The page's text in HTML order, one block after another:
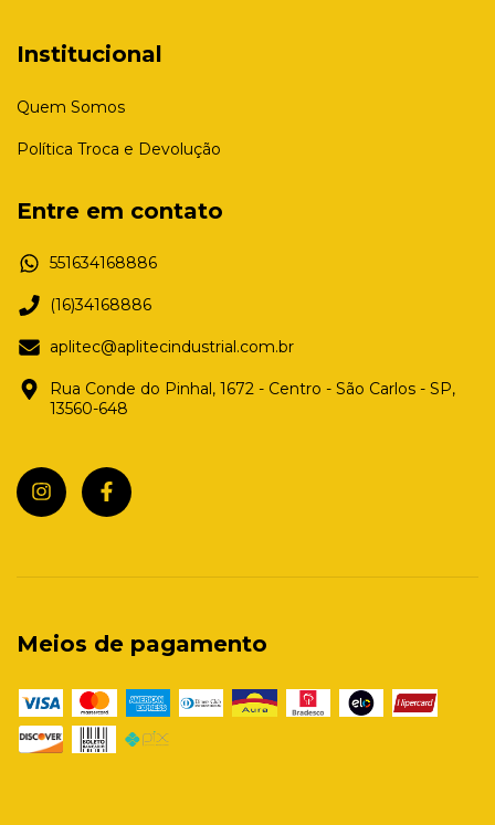
Institucional
Quem Somos
Política Troca e Devolução
Entre em contato
551634168886
(16)34168886
aplitec@aplitecindustrial.com.br
Rua Conde do Pinhal, 1672 - Centro - São Carlos - SP,
13560-648
Meios de pagamento